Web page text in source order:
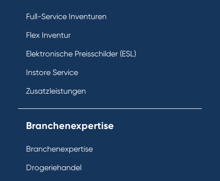
Full-Service Inventuren
Flex Inventur
Elektronische Preisschilder (ESL)
Instore Service
Zusatzleistungen
Branchenexpertise
Branchenexpertise
Drogeriehandel